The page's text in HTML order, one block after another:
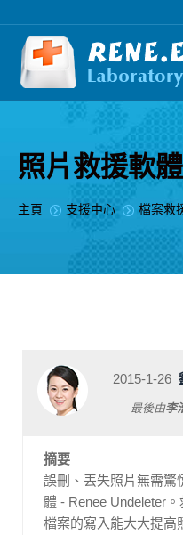
照片救援軟
您在此处：
主頁 支援中心 檔案救
2015-1-26
最後由李
摘要
誤刪、丟失照片無需驚
體 - Renee Undeleter
檔案的寫入能大大提高